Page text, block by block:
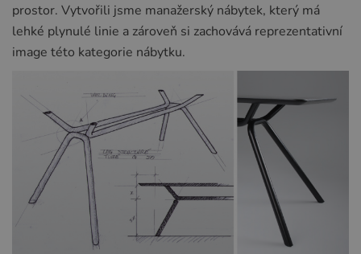
prostor. Vytvořili jsme manažerský nábytek, který má
lehké plynulé linie a zároveň si zachovává reprezentativní
image této kategorie nábytku.